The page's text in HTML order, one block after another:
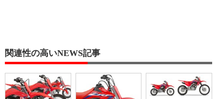
関連性の高いNEWS記事